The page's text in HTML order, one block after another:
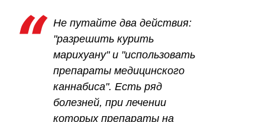
Не путайте два действия:
"разрешить курить
марихуану" и "использовать
препараты медицинского
каннабиса". Есть ряд
болезней, при лечении
которых препараты на